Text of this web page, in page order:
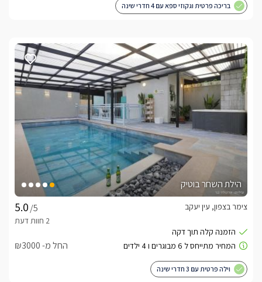
בריכה פרטית וגקוזי ספא עם 4 חדרי שינה
הילת השחר בוטיק
/5
צימר בצפון, עין יעקב
החל מ- ₪3000
וילה פרטית עם 3 חדרי שינה